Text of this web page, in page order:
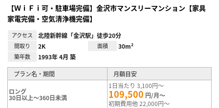
【ＷｉＦｉ可・駐車場完備】金沢市マンスリーマンション【家具
家電完備・空気清浄機完備】
アクセス 北陸新幹線「金沢駅」徒歩20分
間取り 2K 面積 30m²
築年数 1993年 4月 築
プラン名・期間 月額目安
ロング
30日以上～360日未満
1日当たり 3,100円～
109,500 円/月～
初期費用他 22,000円～